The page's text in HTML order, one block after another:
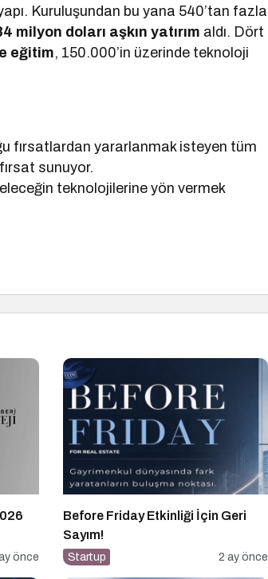
Kuruluşundan bu yana 540’tan fazla
milyon doları aşkın yatırım aldı. Dört
eğitim, 150.000’in üzerinde teknoloji
fırsatlardan yararlanmak isteyen tüm
sunuyor.
teknolojilerine yön vermek
önce
Before Friday Etkinliği İçin Geri
Sayım!
Startup 2 ay önce